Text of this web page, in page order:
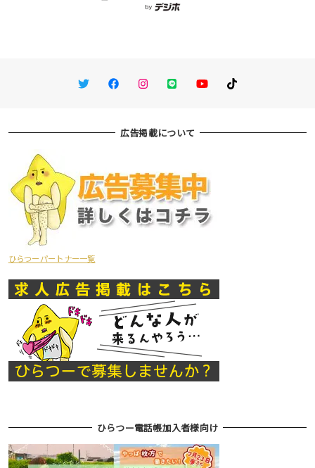
TwitterFacebookInstagram
LINE You TubeTikTok
広告掲載について
ひらつーパートナー一覧
ひらつー電話帳加入者様向け